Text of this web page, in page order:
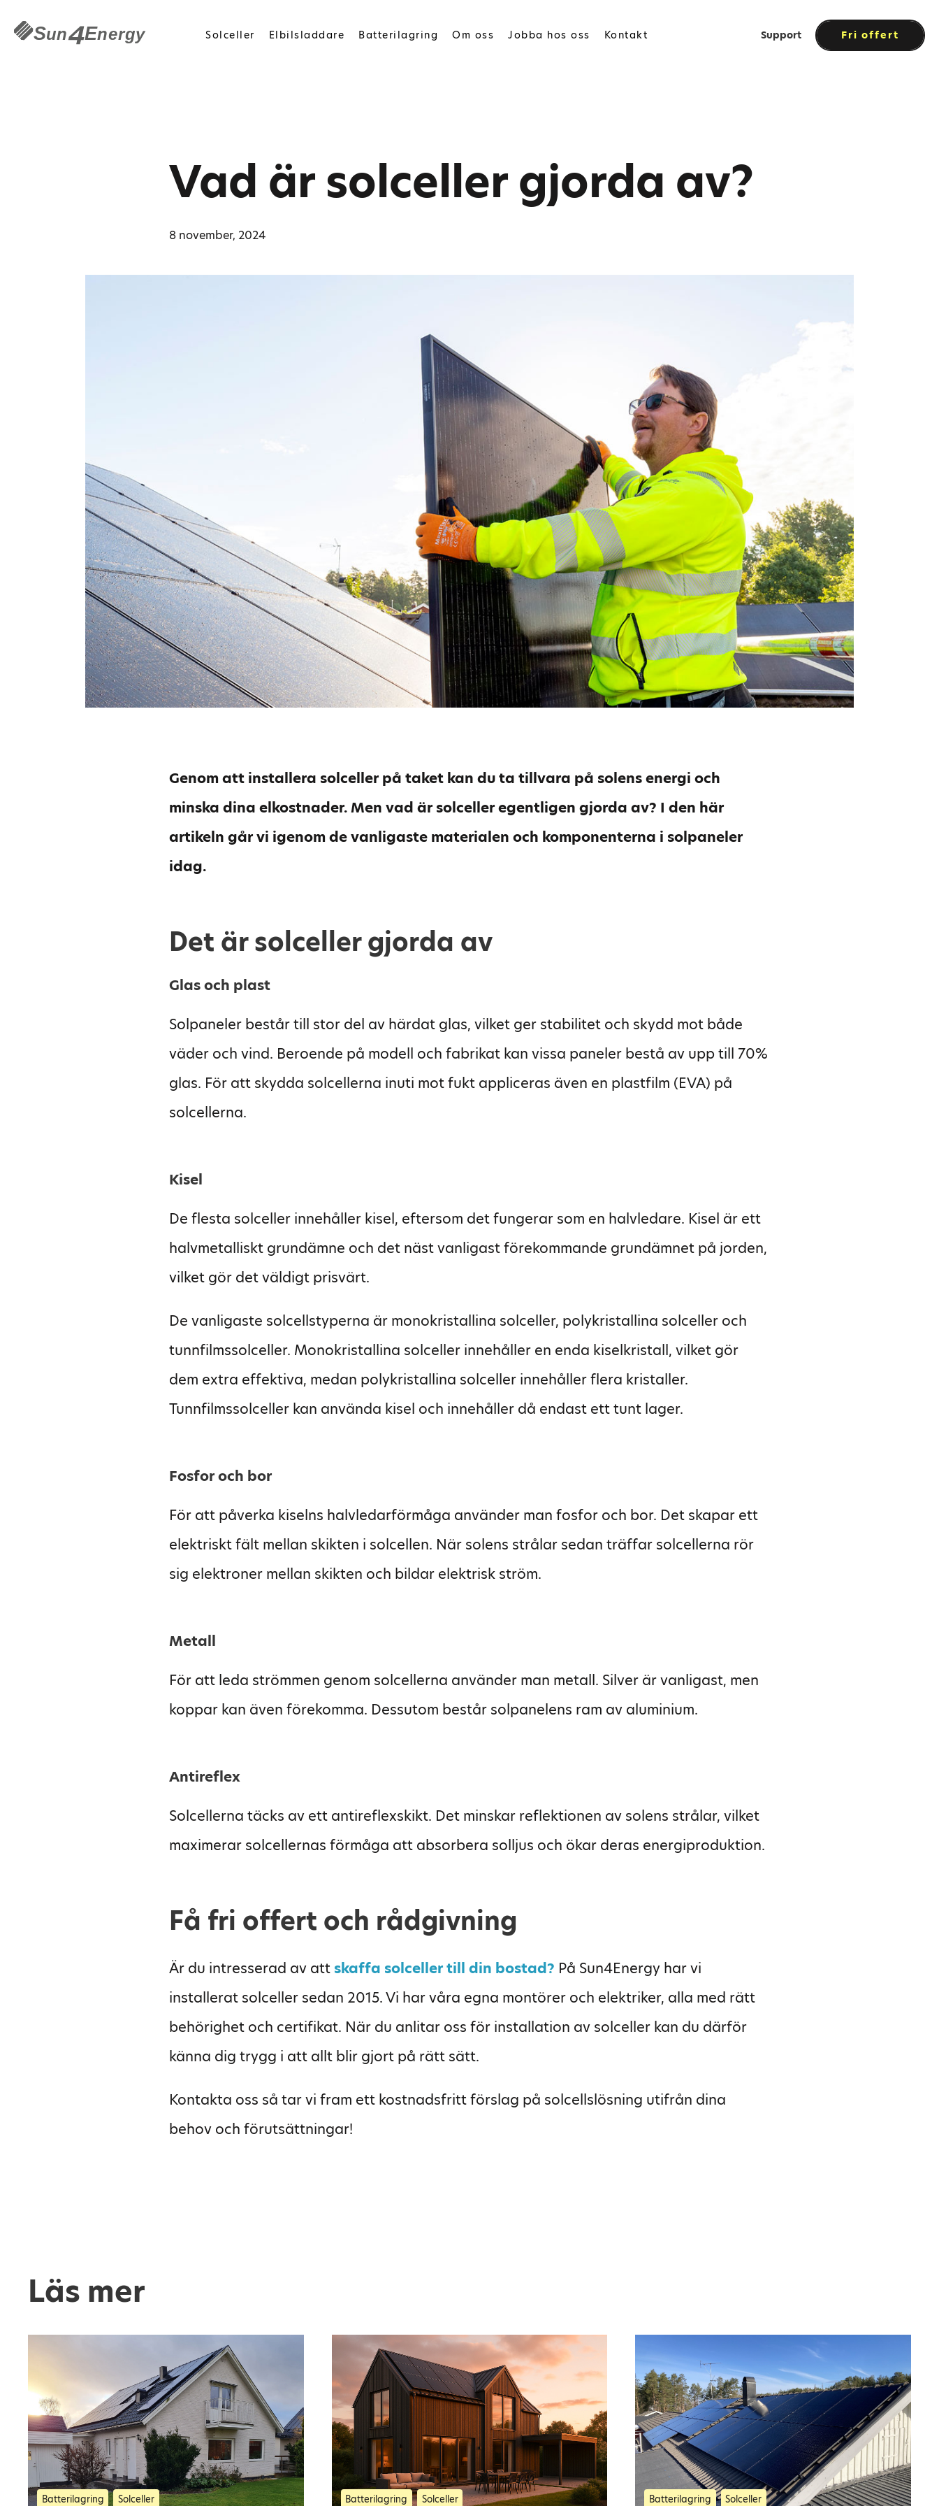
Solceller Elbilsladdare Batterilagring Om oss Jobba hos oss Kontakt Support Fri offert
Vad är solceller gjorda av?
8 november, 2024
Genom att installera solceller på taket kan du ta tillvara på solens energi och
minska dina elkostnader. Men vad är solceller egentligen gjorda av? I den här
artikeln går vi igenom de vanligaste materialen och komponenterna i solpaneler
idag.
Det är solceller gjorda av
Glas och plast
Solpaneler består till stor del av härdat glas, vilket ger stabilitet och skydd mot både
väder och vind. Beroende på modell och fabrikat kan vissa paneler bestå av upp till 70%
glas. För att skydda solcellerna inuti mot fukt appliceras även en plastfilm (EVA) på
solcellerna.
Kisel
De flesta solceller innehåller kisel, eftersom det fungerar som en halvledare. Kisel är ett
halvmetalliskt grundämne och det näst vanligast förekommande grundämnet på jorden,
vilket gör det väldigt prisvärt.
De vanligaste solcellstyperna är monokristallina solceller, polykristallina solceller och
tunnfilmssolceller. Monokristallina solceller innehåller en enda kiselkristall, vilket gör
dem extra effektiva, medan polykristallina solceller innehåller flera kristaller.
Tunnfilmssolceller kan använda kisel och innehåller då endast ett tunt lager.
Fosfor och bor
För att påverka kiselns halvledarförmåga använder man fosfor och bor. Det skapar ett
elektriskt fält mellan skikten i solcellen. När solens strålar sedan träffar solcellerna rör
sig elektroner mellan skikten och bildar elektrisk ström.
Metall
För att leda strömmen genom solcellerna använder man metall. Silver är vanligast, men
koppar kan även förekomma. Dessutom består solpanelens ram av aluminium.
Antireflex
Solcellerna täcks av ett antireflexskikt. Det minskar reflektionen av solens strålar, vilket
maximerar solcellernas förmåga att absorbera solljus och ökar deras energiproduktion.
Få fri offert och rådgivning
Är du intresserad av att skaffa solceller till din bostad? På Sun4Energy har vi
installerat solceller sedan 2015. Vi har våra egna montörer och elektriker, alla med rätt
behörighet och certifikat. När du anlitar oss för installation av solceller kan du därför
känna dig trygg i att allt blir gjort på rätt sätt.
Kontakta oss så tar vi fram ett kostnadsfritt förslag på solcellslösning utifrån dina
behov och förutsättningar!
Läs mer
Batterilagring Solceller Batterilagring Solceller Batterilagring Solceller